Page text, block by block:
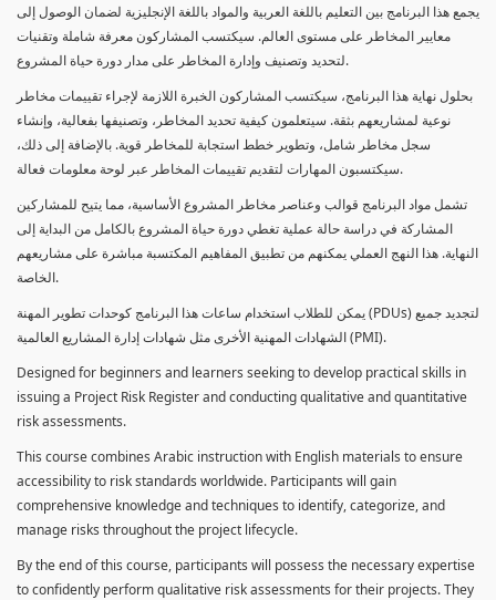
يجمع هذا البرنامج بين التعليم باللغة العربية والمواد باللغة الإنجليزية لضمان الوصول إلى
معايير المخاطر على مستوى العالم. سيكتسب المشاركون معرفة شاملة وتقنيات
لتحديد وتصنيف وإدارة المخاطر على مدار دورة حياة المشروع.
بحلول نهاية هذا البرنامج، سيكتسب المشاركون الخبرة اللازمة لإجراء تقييمات مخاطر
نوعية لمشاريعهم بثقة. سيتعلمون كيفية تحديد المخاطر، وتصنيفها بفعالية، وإنشاء
سجل مخاطر شامل، وتطوير خطط استجابة للمخاطر قوية. بالإضافة إلى ذلك،
سيكتسبون المهارات لتقديم تقييمات المخاطر عبر لوحة معلومات فعالة.
تشمل مواد البرنامج قوالب وعناصر مخاطر المشروع الأساسية، مما يتيح للمشاركين
المشاركة في دراسة حالة عملية تغطي دورة حياة المشروع بالكامل من البداية إلى
النهاية. هذا النهج العملي يمكنهم من تطبيق المفاهيم المكتسبة مباشرة على مشاريعهم
الخاصة.
يمكن للطلاب استخدام ساعات هذا البرنامج كوحدات تطوير المهنة (PDUs) لتجديد جميع
الشهادات المهنية الأخرى مثل شهادات إدارة المشاريع العالمية (PMI).
Designed for beginners and learners seeking to develop practical skills in
issuing a Project Risk Register and conducting qualitative and quantitative
risk assessments.
This course combines Arabic instruction with English materials to ensure
accessibility to risk standards worldwide. Participants will gain
comprehensive knowledge and techniques to identify, categorize, and
manage risks throughout the project lifecycle.
By the end of this course, participants will possess the necessary expertise
to confidently perform qualitative risk assessments for their projects. They